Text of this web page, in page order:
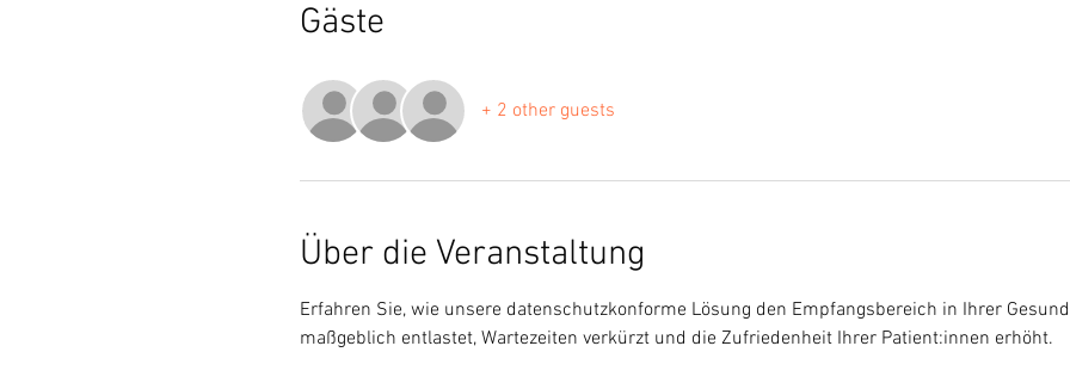
Gäste
+ 2 other guests
Über die Veranstaltung
Erfahren Sie, wie unsere datenschutzkonforme Lösung den Empfangsbereich in Ihrer
maßgeblich entlastet, Wartezeiten verkürzt und die Zufriedenheit Ihrer Patient:innen erhöht.